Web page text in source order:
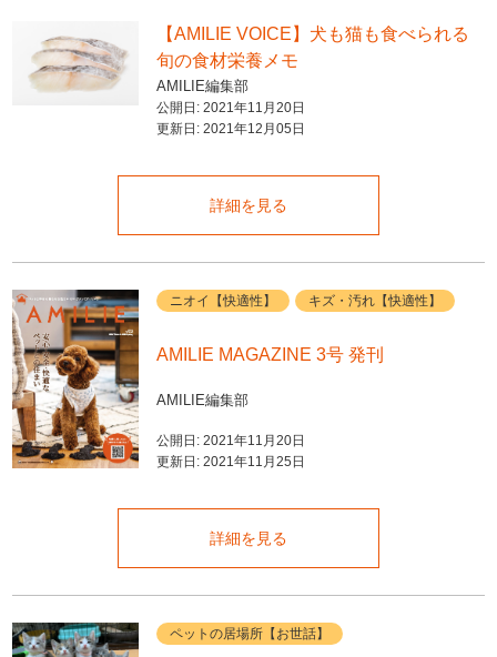
【AMILIE VOICE】犬も猫も食べられる
旬の食材栄養メモ
AMILIE編集部
公開日: 2021年11月20日
更新日: 2021年12月05日
詳細を見る
ニオイ【快適性】 キズ・汚れ【快適性】
AMILIE MAGAZINE 3号 発刊
AMILIE編集部
公開日: 2021年11月20日
更新日: 2021年11月25日
詳細を見る
ペットの居場所【お世話】